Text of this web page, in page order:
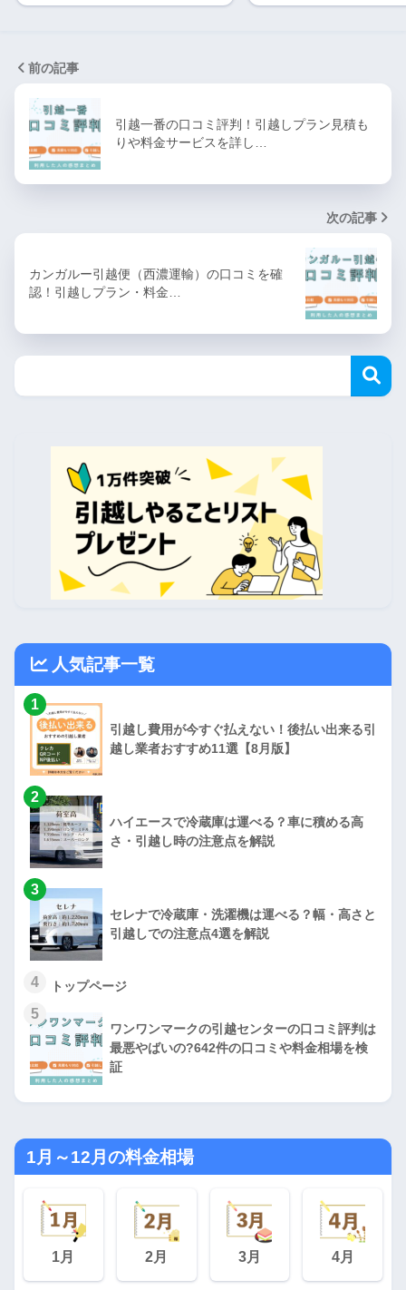
前の記事
引越一番の口コミ評判！引越しプラン見積も
りや料金サービスを詳し…
次の記事
カンガルー引越便（西濃運輸）の口コミを確
認！引越しプラン・料金…
人気記事一覧
1
引越し費用が今すぐ払えない！後払い出来る引
越し業者おすすめ11選【8月版】
2
ハイエースで冷蔵庫は運べる？車に積める高
さ・引越し時の注意点を解説
3
セレナで冷蔵庫・洗濯機は運べる？幅・高さと
引越しでの注意点4選を解説
4 トップページ
5
ワンワンマークの引越センターの口コミ評判は
最悪やばいの?642件の口コミや料金相場を検
証
1月～12月の料金相場
1月 2月 3月 4月